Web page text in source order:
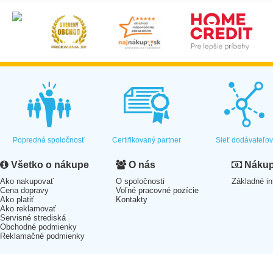
Popredná spoločnosť Certifikovaný partner Sieť dodávateľov
Všetko o nákupe
Ako nakupovať
Cena dopravy
Ako platiť
Ako reklamovať
Servisné strediská
Obchodné podmienky
Reklamačné podmienky
O nás
O spoločnosti
Voľné pracovné pozície
Kontakty
Základné